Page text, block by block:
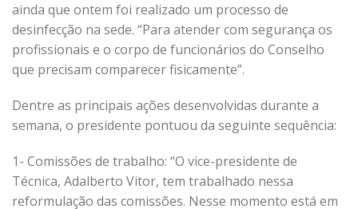
ainda que ontem foi realizado um processo de
desinfecção na sede. “Para atender com segurança os
profissionais e o corpo de funcionários do Conselho
que precisam comparecer fisicamente”.
Dentre as principais ações desenvolvidas durante a
semana, o presidente pontuou da seguinte sequência:
1- Comissões de trabalho: “O vice-presidente de
Técnica, Adalberto Vitor, tem trabalhado nessa
reformulação das comissões. Nesse momento está em